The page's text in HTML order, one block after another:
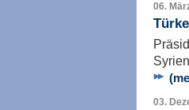
06.
03.